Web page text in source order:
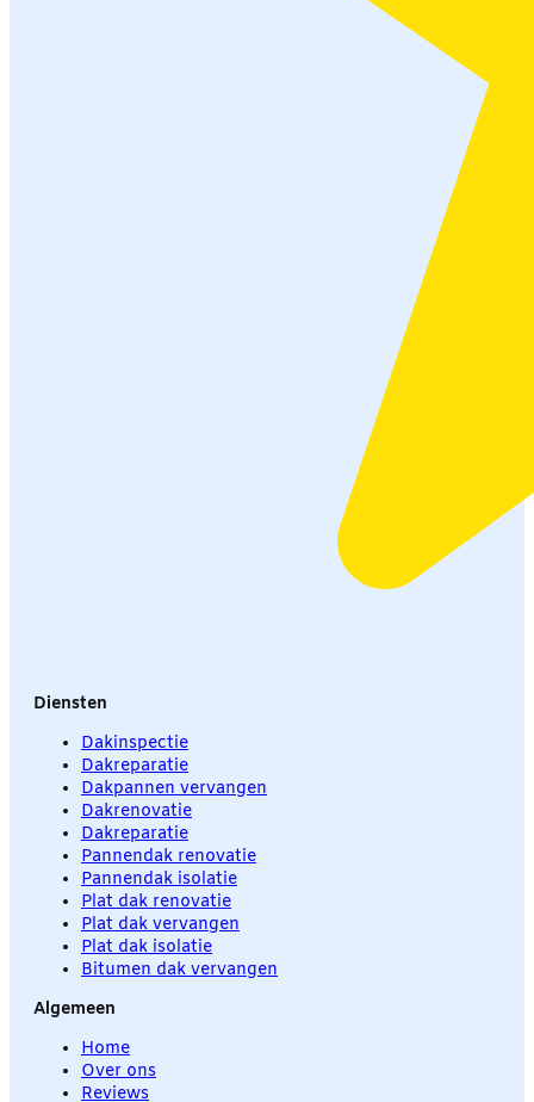
Diensten
Dakinspectie
Dakreparatie
Dakpannen vervangen
Dakrenovatie
Dakreparatie
Pannendak renovatie
Pannendak isolatie
Plat dak renovatie
Plat dak vervangen
Plat dak isolatie
Bitumen dak vervangen
Algemeen
Home
Over ons
Reviews